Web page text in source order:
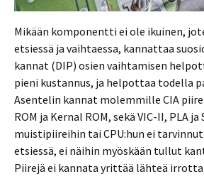
Mikään komponentti ei ole ikuinen,
etsiessä ja vaihtaessa, kannattaa
kannat (DIP) osien vaihtamisen
pieni kustannus, ja helpottaa todella
Asentelin kannat molemmille CIA
ROM ja Kernal ROM, sekä VIC-II, PLA
muistipiireihin tai CPU:hun ei
etsiessä, ei näihin myöskään tullut
Piirejä ei kannata yrittää lähteä